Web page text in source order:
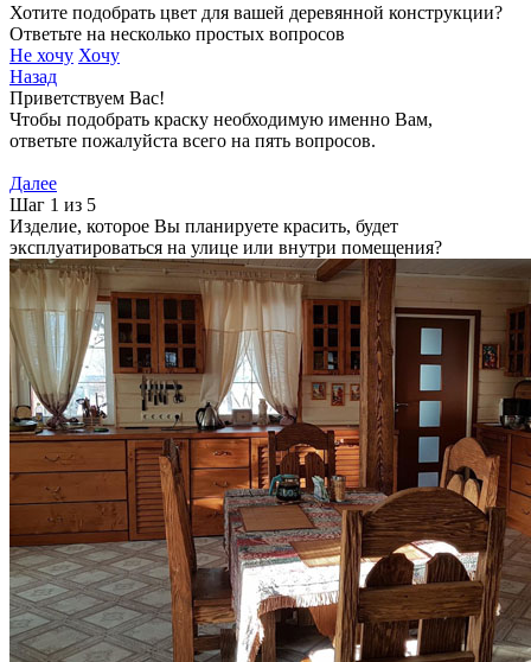
Хотите подобрать цвет для вашей деревянной конструкции?
Ответьте на несколько простых вопросов
Не хочу Хочу
Назад
Приветствуем Вас!
Чтобы подобрать краску необходимую именно Вам,
ответьте пожалуйста всего на пять вопросов.
Далее
Шаг 1 из 5
Изделие, которое Вы планируете красить, будет
эксплуатироваться на улице или внутри помещения?